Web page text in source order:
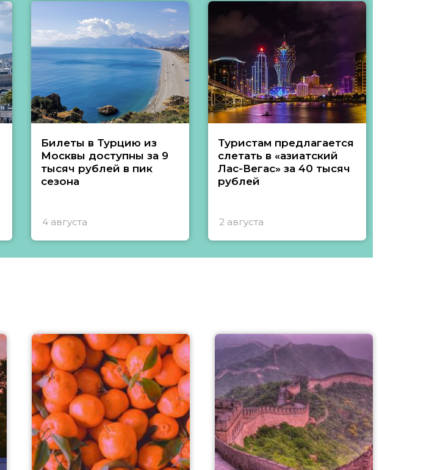
Билеты в Турцию из
Москвы доступны за 9
тысяч рублей в пик
сезона
4 августа
Туристам предлагается
слетать в «азиатский
Лас-Вегас» за 40 тысяч
рублей
2 августа